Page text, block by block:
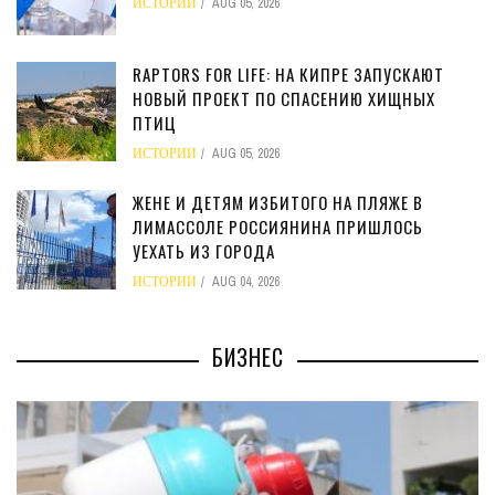
ИСТОРИИ AUG 05, 2026
RAPTORS FOR LIFE: НА КИПРЕ ЗАПУСКАЮТ
НОВЫЙ ПРОЕКТ ПО СПАСЕНИЮ ХИЩНЫХ
ПТИЦ
ИСТОРИИ AUG 05, 2026
ЖЕНЕ И ДЕТЯМ ИЗБИТОГО НА ПЛЯЖЕ В
ЛИМАССОЛЕ РОССИЯНИНА ПРИШЛОСЬ
УЕХАТЬ ИЗ ГОРОДА
ИСТОРИИ AUG 04, 2026
БИЗНЕС